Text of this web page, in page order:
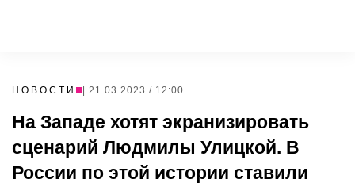
НОВОСТИ | 21.03.2023 / 12:00
На Западе хотят экранизировать
сценарий Людмилы Улицкой. В
России по этой истории ставили